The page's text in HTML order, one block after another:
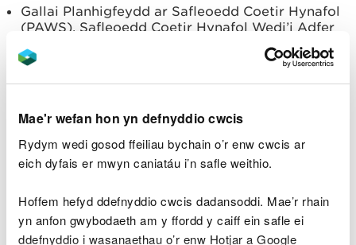
Mae'r wefan hon yn defnyddio cwcis
Rydym wedi gosod ffeiliau bychain o’r enw cwcis ar
eich dyfais er mwyn caniatáu i’n safle weithio.
Hoffem hefyd ddefnyddio cwcis dadansoddi. Mae’r rhain
yn anfon gwybodaeth am y ffordd y caiff ein safle ei
ddefnyddio i wasanaethau o’r enw Hotjar a Google
Gallai Planhigfeydd ar Safleoedd Coetir Hynafol
(PAWS), Safleoedd Coetir Hynafol Wedi’i Adfer
(RAWS) a Safleoedd Coetir Hynafol Anhysbys
fod yn ecolegol weithredol, ond gallai gwaith
ofynnol asesu’r safleoedd hyn ar gyfer Lefelau
Amonia Critigol (1 neu 3 µg/m3).
Caiff Parcdiroedd a Phorfeydd Coediog â
thystiolaeth ddiweddar o Gennau sy’n sensitif i
eu hasesu gyda’r Lefel Amonia Gritigol
amddiffynnol o 1µg/m3.